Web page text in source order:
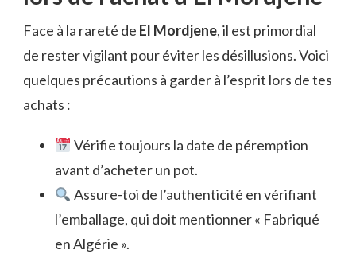
Face à la rareté de El Mordjene, il est primordial
de rester vigilant pour éviter les désillusions. Voici
quelques précautions à garder à l’esprit lors de tes
achats :
Vérifie toujours la date de péremption
avant d’acheter un pot.
Assure-toi de l’authenticité en vérifiant
l’emballage, qui doit mentionner « Fabriqué
en Algérie ».